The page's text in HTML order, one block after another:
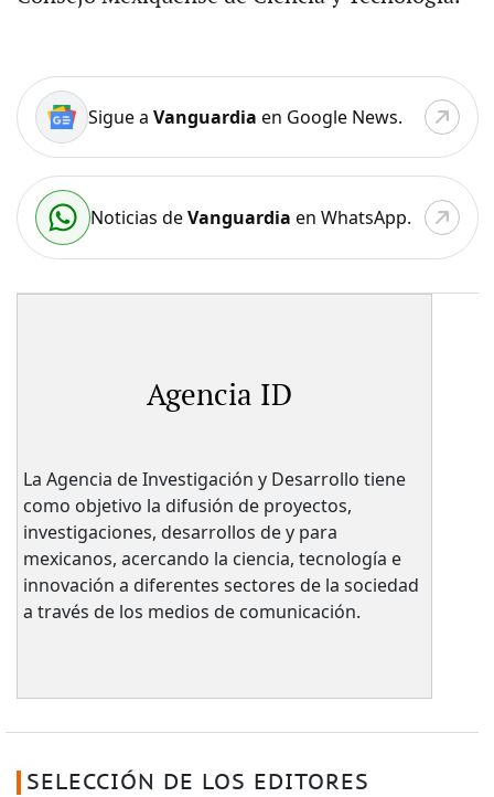
Sigue a Vanguardia en Google News.
Noticias deVanguardia en WhatsApp.
Agencia ID
La Agencia de Investigación y Desarrollo tiene
como objetivo la difusión de proyectos,
investigaciones, desarrollos de y para
mexicanos, acercando la ciencia, tecnología e
innovación a diferentes sectores de la sociedad
a través de los medios de comunicación.
SELECCIÓN DE LOS EDITORES